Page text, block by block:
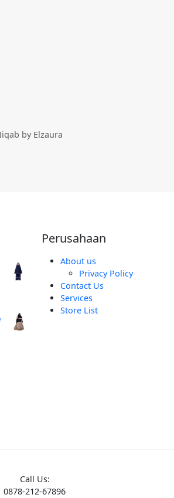
by Elzaura
Perusahaan
About us
Privacy Policy
Contact Us
Services
Store List
Call Us:
0878-212-67896